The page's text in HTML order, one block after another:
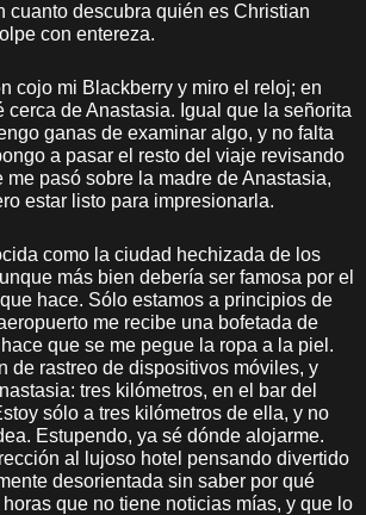
cuanto descubra quién es Christian
con entereza.
cojo mi Blackberry y miro el reloj; en
cerca de Anastasia. Igual que la señorita
ganas de examinar algo, y no falta
a pasar el resto del viaje revisando
me pasó sobre la madre de Anastasia,
estar listo para impresionarla.
como la ciudad hechizada de los
más bien debería ser famosa por el
hace. Sólo estamos a principios de
me recibe una bofetada de
que se me pegue la ropa a la piel.
de rastreo de dispositivos móviles, y
tres kilómetros, en el bar del
sólo a tres kilómetros de ella, y no
Estupendo, ya sé dónde alojarme.
al lujoso hotel pensando divertido
desorientada sin saber por qué
que no tiene noticias mías, y que lo